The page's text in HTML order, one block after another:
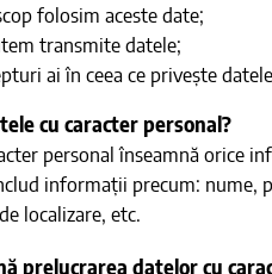
folosim aceste date;
transmite datele;
ai în ceea ce privește
cu caracter personal?
personal înseamnă orice
informații precum: nume,
localizare, etc.
prelucrarea datelor cu